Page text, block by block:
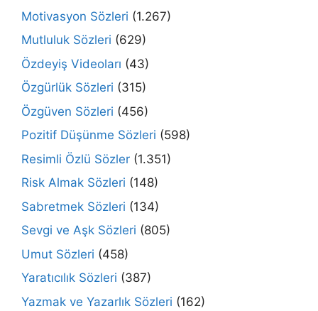
Motivasyon Sözleri (1.267)
Mutluluk Sözleri (629)
Özdeyiş Videoları (43)
Özgürlük Sözleri (315)
Özgüven Sözleri (456)
Pozitif Düşünme Sözleri (598)
Resimli Özlü Sözler (1.351)
Risk Almak Sözleri (148)
Sabretmek Sözleri (134)
Sevgi ve Aşk Sözleri (805)
Umut Sözleri (458)
Yaratıcılık Sözleri (387)
Yazmak ve Yazarlık Sözleri (162)